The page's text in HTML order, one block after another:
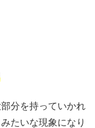
分を持っていかれ
たいな現象になり